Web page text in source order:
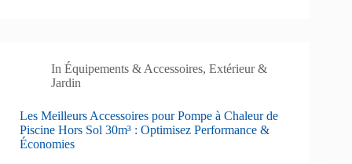
In Équipements & Accessoires,Extérieur &
Jardin
Les Meilleurs Accessoires pour Pompe à Chaleur de
Piscine Hors Sol 30m³ : Optimisez Performance &
Économies